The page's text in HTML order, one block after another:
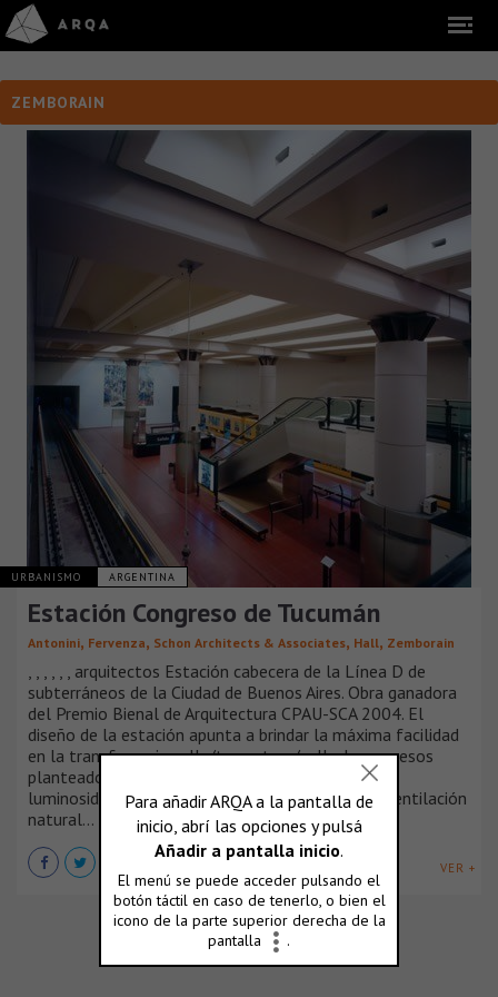
ZEMBORAIN
URBANISMO ARGENTINA
Estación Congreso de Tucumán
Antonini, Fervenza, Schon Architects & Associates, Hall, Zemborain
, , , , , , arquitectos Estación cabecera de la Línea D de
subterráneos de la Ciudad de Buenos Aires. Obra ganadora
del Premio Bienal de Arquitectura CPAU-SCA 2004. El
diseño de la estación apunta a brindar la máxima facilidad
en la transferencia calle/tren y tren/calle. Los accesos
planteados a cielo abierto proveen de una inusual
luminosidad al vestíbulo junto a una excelente ventilación
natural...
VER +